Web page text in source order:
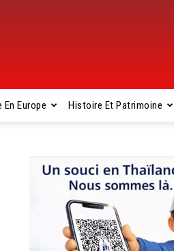
En Europe Histoire Et Patrimoine